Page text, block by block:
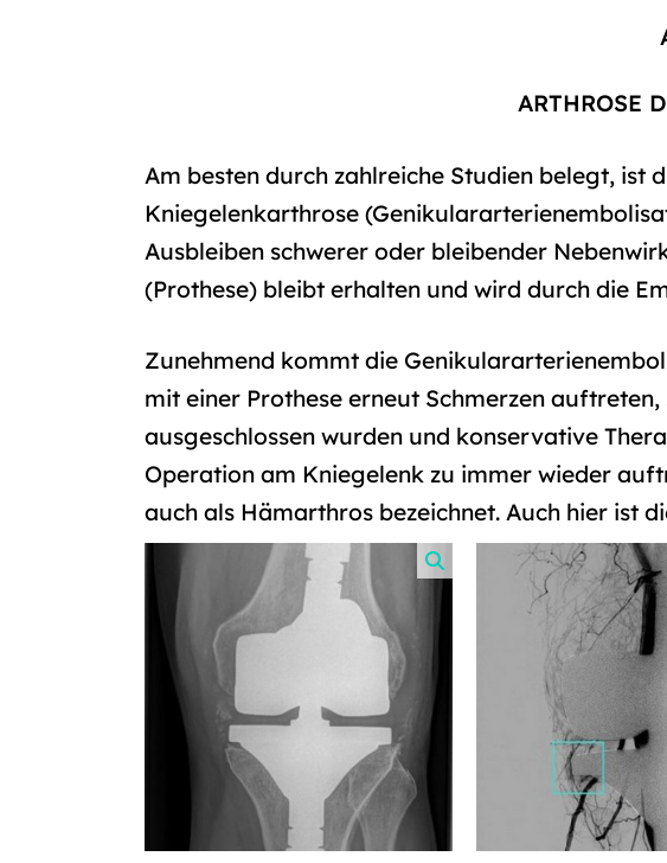
ARTHROSE
Am besten durch zahlreiche Studien belegt,
Kniegelenkarthrose
Ausbleiben schwerer oder bleibender
(Prothese) bleibt erhalten und wird durch die
Zunehmend kommt die
mit einer Prothese erneut Schmerzen
ausgeschlossen wurden und konservative
Operation am Kniegelenk zu immer wieder
auch als Hämarthros bezeichnet. Auch hier ist